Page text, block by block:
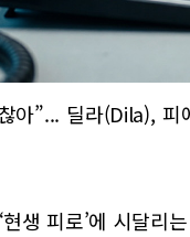
아”... 딜라(Dila),
생 피로’에 시달리